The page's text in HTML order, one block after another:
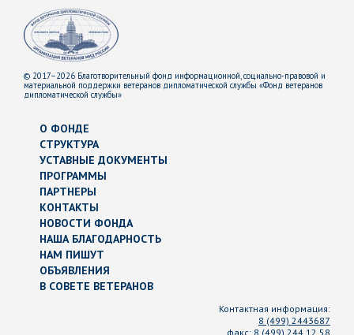
© 2017–2026 Благотворительный фонд информационной, социально-правовой и
материальной поддержки ветеранов дипломатической службы «Фонд ветеранов
дипломатической службы»
О ФОНДЕ
СТРУКТУРА
УСТАВНЫЕ ДОКУМЕНТЫ
ПРОГРАММЫ
ПАРТНЕРЫ
КОНТАКТЫ
НОВОСТИ ФОНДА
НАША БЛАГОДАРНОСТЬ
НАМ ПИШУТ
ОБЪЯВЛЕНИЯ
В СОВЕТЕ ВЕТЕРАНОВ
Контактная информация:
8 (499) 2443687
факс: 8 (499) 244 12 58